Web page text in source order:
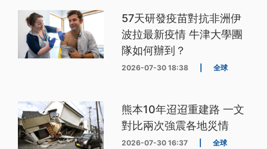
57天研發疫苗對抗非洲伊
波拉最新疫情 牛津大學團
隊如何辦到？
2026-07-30 18:38 全球
熊本10年迢迢重建路 一文
對比兩次強震各地災情
2026-07-30 16:37 全球